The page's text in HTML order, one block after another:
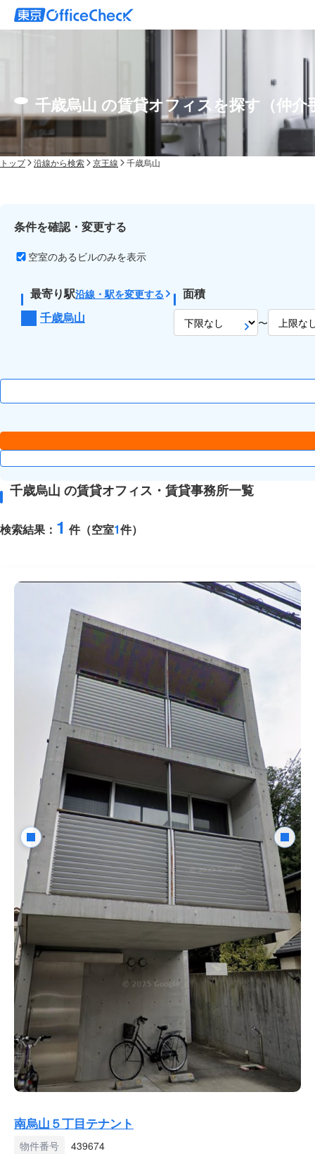
千歳烏山 の賃貸オフィスを探す（仲介
トップ 沿線から検索 京王線 千歳烏山
条件を確認・変更する
空室のあるビルのみを表示
最寄り駅沿線・駅を変更する
千歳烏山
面積
〜
千歳烏山 の賃貸オフィス・賃貸事務所一覧
検索結果： 1 件（空室1件）
南烏山５丁目テナント
物件番号
439674